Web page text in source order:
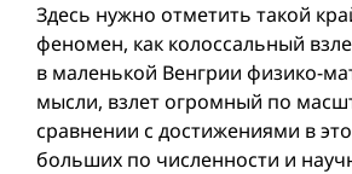
Здесь нужно отметить такой
феномен, как колоссальный
в маленькой Венгрии физико-
мысли, взлет огромный по
сравнении с достижениями в
больших по численности и